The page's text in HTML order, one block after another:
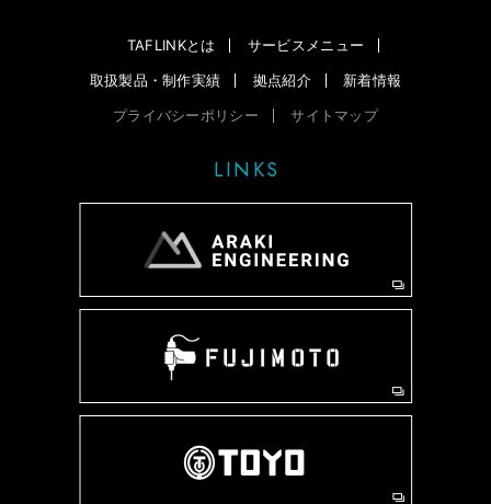
TAFLINKとは
サービスメニュー
取扱製品・制作実績
拠点紹介
新着情報
プライバシーポリシー
サイトマップ
LINKS